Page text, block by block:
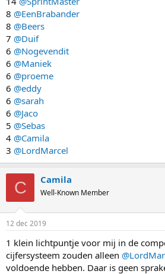
8 @EenBrabander
8 @Beers
7 @Duif
6 @Nogevendit
6 @Maniek
6 @proeme
6 @eddy
6 @sarah
6 @Jaco
5 @Sebas
4 @Camila
3 @LordMarcel
C Camila
Well-Known Member
12 dec 2019
1 klein lichtpuntje voor mij in de
cijfersysteem zouden alleen
voldoende hebben. Daar is geen